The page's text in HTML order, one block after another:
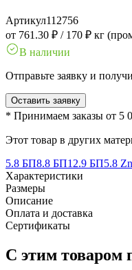
Артикул112756
от 761.30 ₽ / 170 ₽ кг
В наличии
Отправьте заявку и
Оставить заявку
* Принимаем заказы от 5
Этот товар в других
5.8 БП8.8 БП12.9 БП5.8 Zn
Характеристики
Размеры
Описание
Оплата и доставка
Сертификаты
С этим товаром